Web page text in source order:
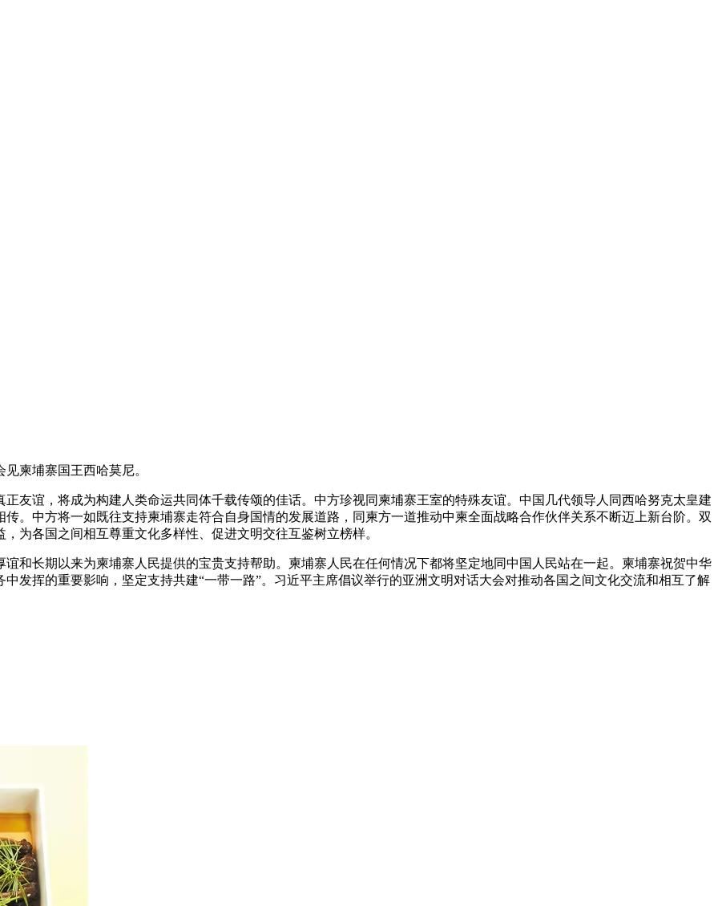
柬埔寨国王西哈莫尼。
谊，将成为构建人类命运共同体千载传颂的佳话。中方珍视同柬埔寨王室的特殊友谊。中国几代领导人同西哈努克太皇建
。中方将一如既往支持柬埔寨走符合自身国情的发展道路，同柬方一道推动中柬全面战略合作伙伴关系不断迈上新台阶。双
为各国之间相互尊重文化多样性、促进文明交往互鉴树立榜样。
长期以来为柬埔寨人民提供的宝贵支持帮助。柬埔寨人民在任何情况下都将坚定地同中国人民站在一起。柬埔寨祝贺中华
发挥的重要影响，坚定支持共建“一带一路”。习近平主席倡议举行的亚洲文明对话大会对推动各国之间文化交流和相互了解